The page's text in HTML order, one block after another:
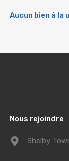
Aucun bien à la
Nous rejoindre
Shelby